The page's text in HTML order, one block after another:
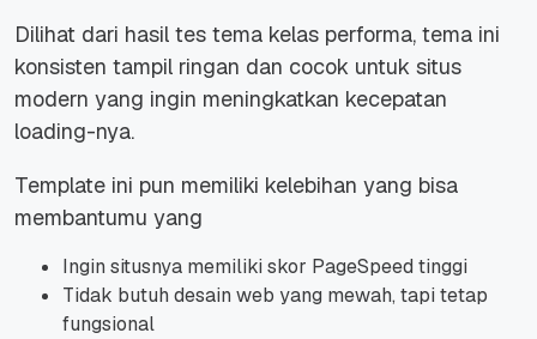
Dilihat dari hasil tes tema kelas performa, tema ini
konsisten tampil ringan dan cocok untuk situs
modern yang ingin meningkatkan kecepatan
loading-nya.
Template ini pun memiliki kelebihan yang bisa
membantumu yang
Ingin situsnya memiliki skor PageSpeed tinggi
Tidak butuh desain web yang mewah, tapi tetap
fungsional